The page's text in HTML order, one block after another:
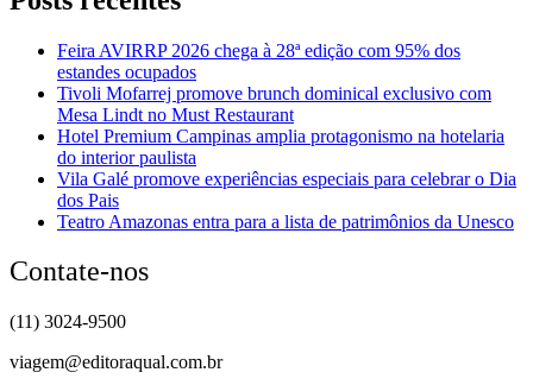
Feira AVIRRP 2026 chega à 28ª edição com 95% dos
estandes ocupados
Tivoli Mofarrej promove brunch dominical exclusivo com
Mesa Lindt no Must Restaurant
Hotel Premium Campinas amplia protagonismo na hotelaria
do interior paulista
Vila Galé promove experiências especiais para celebrar o Dia
dos Pais
Teatro Amazonas entra para a lista de patrimônios da Unesco
Contate-nos
(11) 3024-9500
viagem@editoraqual.com.br